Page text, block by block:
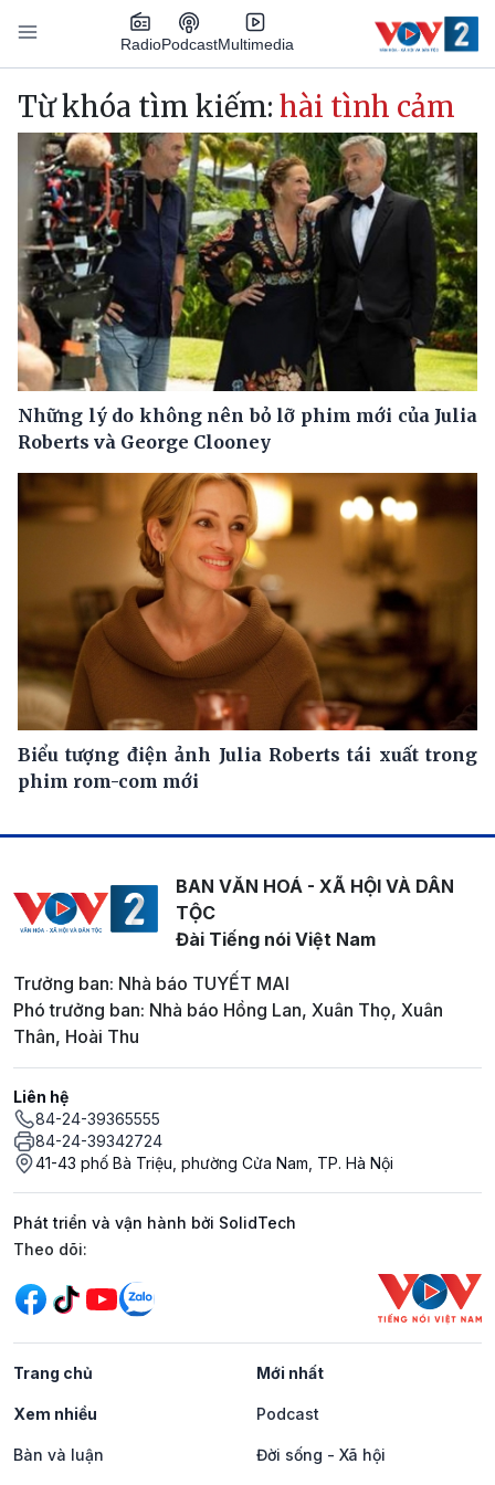
Nhảy đến nội dung
RadioPodcastMultimedia
Main navigation
Từ khóa tìm kiếm: hài tình cảm
Những lý do không nên bỏ lỡ phim mới của Julia
Roberts và George Clooney
Biểu tượng điện ảnh Julia Roberts tái xuất trong
phim rom-com mới
BAN VĂN HOÁ - XÃ HỘI VÀ DÂN
TỘC
Đài Tiếng nói Việt Nam
Trưởng ban: Nhà báo TUYẾT MAI
Phó trưởng ban: Nhà báo Hồng Lan, Xuân Thọ, Xuân
Thân, Hoài Thu
Liên hệ
84-24-39365555
84-24-39342724
41-43 phố Bà Triệu, phường Cửa Nam, TP. Hà Nội
Phát triển và vận hành bởi SolidTech
Mạng xã hội
Theo dõi:
Trang chủ Mới nhất
Xem nhiều Podcast
Bàn và luận Đời sống - Xã hội